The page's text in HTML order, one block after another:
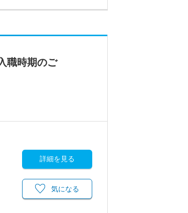
職時期のご
詳細を見る
気になる